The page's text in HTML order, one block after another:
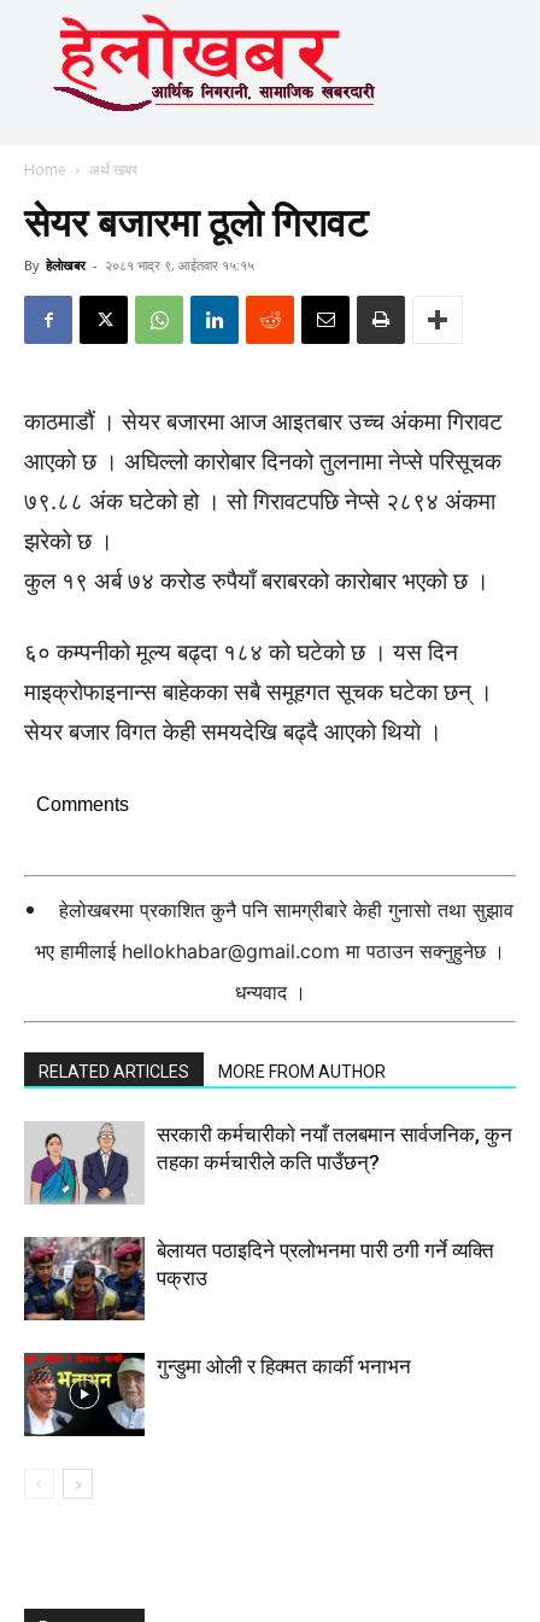
Home अर्थ खबर
सेयर बजारमा ठूलाे गिरावट
By हेलाेखबर - २०८१ भाद्र ९, आईतवार १५:१५
काठमाडौं । सेयर बजारमा आज आइतबार उच्च अंकमा गिरावट
आएको छ । अघिल्लो कारोबार दिनको तुलनामा नेप्से परिसूचक
७९.८८ अंक घटेको हो । सो गिरावटपछि नेप्से २८९४ अंकमा
झरेको छ ।
कुल १९ अर्ब ७४ करोड रुपैयाँ बराबरको कारोबार भएको छ ।
६० कम्पनीको मूल्य बढ्दा १८४ को घटेको छ । यस दिन
माइक्रोफाइनान्स बाहेकका सबै समूहगत सूचक घटेका छन् ।
सेयर बजार विगत केही समयदेखि बढ्दै आएकाे थियाे ।
Comments
हेलोखबरमा प्रकाशित कुनै पनि सामग्रीबारे केही गुनासो तथा सुझाव
भए हामीलाई hellokhabar@gmail.com मा पठाउन सक्नुहुनेछ ।
धन्यवाद ।
RELATED ARTICLES MORE FROM AUTHOR
सरकारी कर्मचारीकाे नयाँ तलबमान सार्वजनिक, कुन
तहका कर्मचारीले कति पाउँछन्?
बेलायत पठाइदिने प्रलाेभनमा पारी ठगी गर्ने व्यक्ति
पक्राउ
गुन्डुमा ओली र हिक्मत कार्की भनाभन